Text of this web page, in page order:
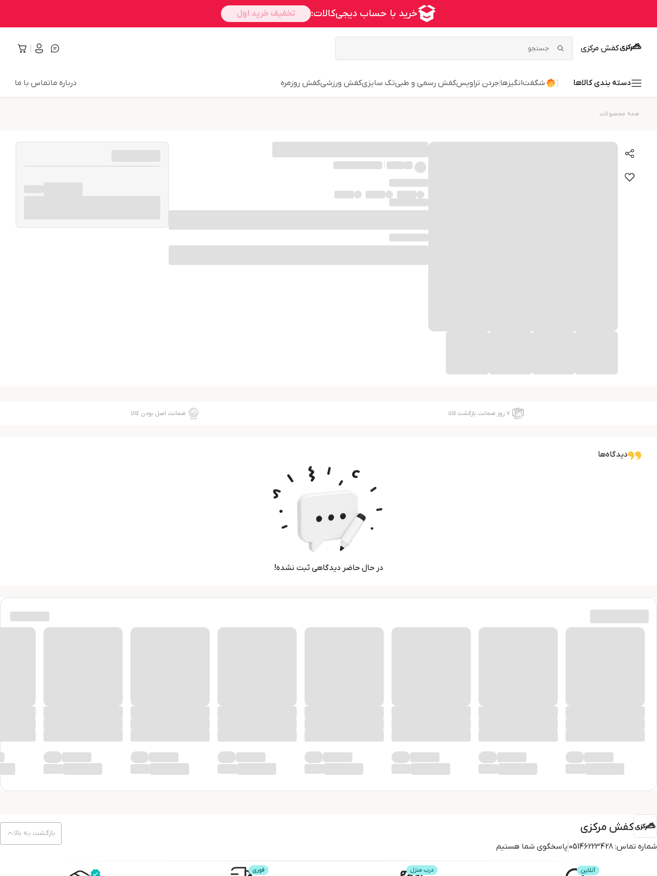
کفش مرکزی
دسته بندی کالاها شگفت‌انگیزها جردن تراویسکفش رسمی و طبیتک سایزیکفش ورزشیکفش روزمره درباره ماتماس با ما
همه محصولات
۷ روز ضمانت بازگشت کالا ضمانت اصل بودن کالا
دیدگاه‌ها
در حال حاضر دیدگاهی ثبت نشده!
کفش مرکزی
شماره تماس: 05146223428 پاسخگوی شما هستیم
بازگشت به بالا